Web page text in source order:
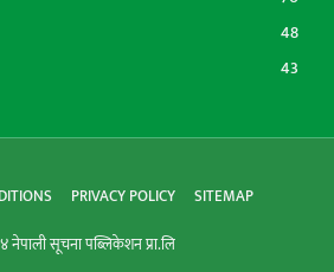
48
43
PRIVACY POLICY
SITEMAP
नेपाली सूचना पब्लिकेशन प्रा.लि